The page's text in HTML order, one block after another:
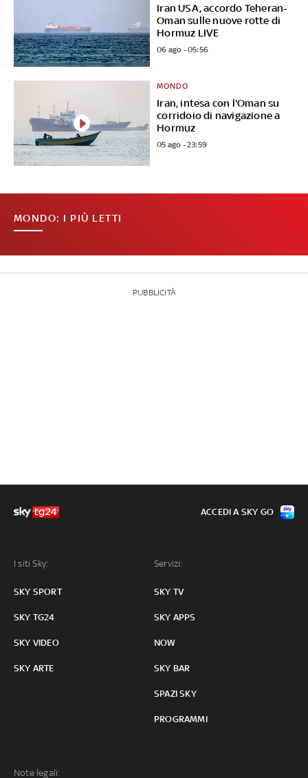
Iran USA, accordo Teheran-
Oman sulle nuove rotte di
Hormuz LIVE
06 ago - 05:56
Iran, intesa con l'Oman su
corridoio di navigazione a
Hormuz
MONDO
05 ago - 23:59
MONDO: I PIÙ LETTI
PUBBLICITÀ
I siti Sky:
SKY SPORT
SKY TG24
SKY VIDEO
SKY ARTE
Servizi:
SKY TV
SKY APPS
NOW
SKY BAR
SPAZI SKY
PROGRAMMI
Note legali:
ACCEDI A SKY GO